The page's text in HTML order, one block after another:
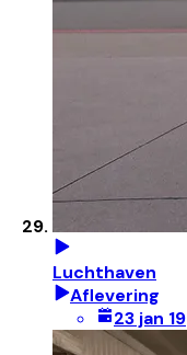
Luchthaven
Aflevering
23 jan 19